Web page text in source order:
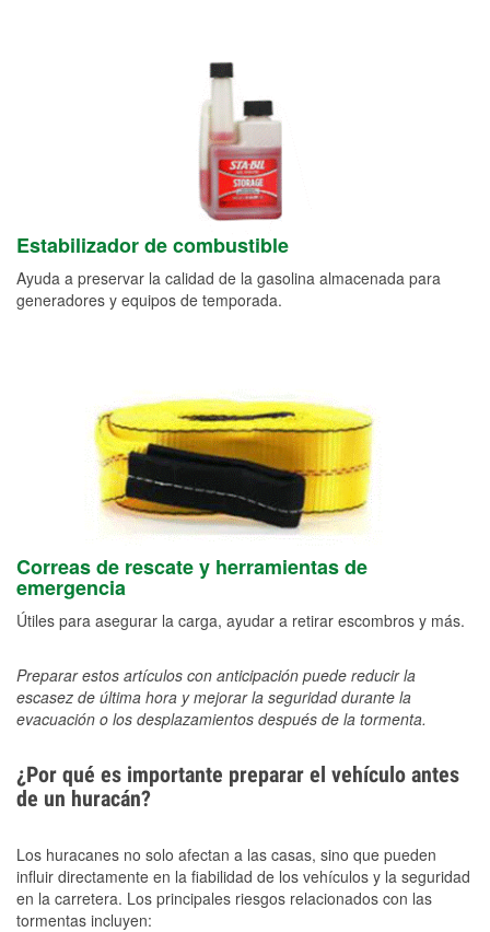
Estabilizador de combustible
Ayuda a preservar la calidad de la gasolina almacenada para
generadores y equipos de temporada.
Correas de rescate y herramientas de
emergencia
Útiles para asegurar la carga, ayudar a retirar escombros y más.
Preparar estos artículos con anticipación puede reducir la
escasez de última hora y mejorar la seguridad durante la
evacuación o los desplazamientos después de la tormenta.
¿Por qué es importante preparar el vehículo antes
de un huracán?
Los huracanes no solo afectan a las casas, sino que pueden
influir directamente en la fiabilidad de los vehículos y la seguridad
en la carretera. Los principales riesgos relacionados con las
tormentas incluyen: